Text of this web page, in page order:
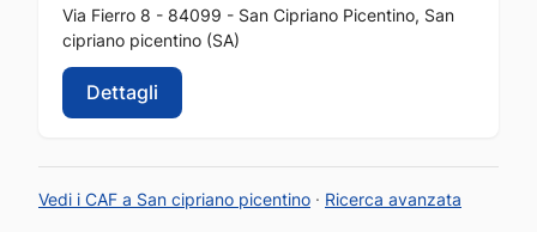
Via Fierro 8 - 84099 - San Cipriano Picentino, San
cipriano picentino (SA)
Dettagli
Vedi i CAF a San cipriano picentino · Ricerca avanzata